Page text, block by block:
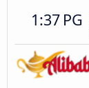
1:37 PG